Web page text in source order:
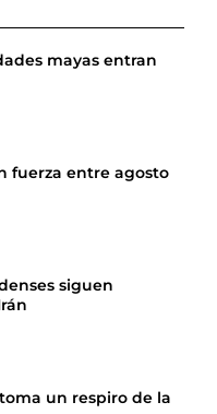
mayas entran
fuerza entre agosto
siguen
un respiro de la